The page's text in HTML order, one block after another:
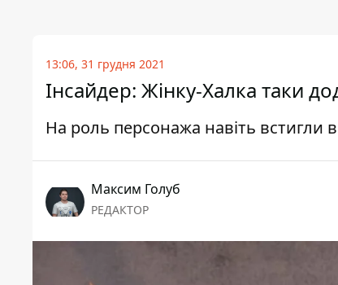
13:06, 31 грудня 2021
Інсайдер: Жінку-Халка таки
На роль персонажа навіть встигли
Максим Голуб
РЕДАКТОР